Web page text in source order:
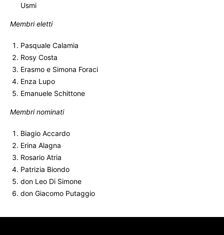
Usmi
Membri eletti
Pasquale Calamia
Rosy Costa
Erasmo e Simona Foraci
Enza Lupo
Emanuele Schittone
Membri nominati
Biagio Accardo
Erina Alagna
Rosario Atria
Patrizia Biondo
don Leo Di Simone
don Giacomo Putaggio